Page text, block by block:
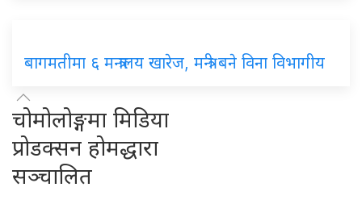
बागमतीमा ६ मन्त्रालय खारेज, मन्त्री बने विना विभागीय
चोमोलोङ्गमा मिडिया
प्रोडक्सन होमद्धारा
सञ्चालित